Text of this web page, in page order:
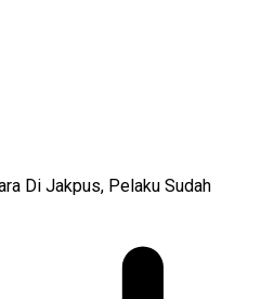
Di Jakpus, Pelaku Sudah